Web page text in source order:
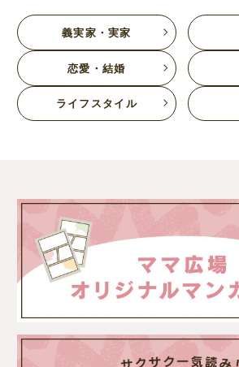
義実家・実家
恋愛・結婚
ライフスタイル